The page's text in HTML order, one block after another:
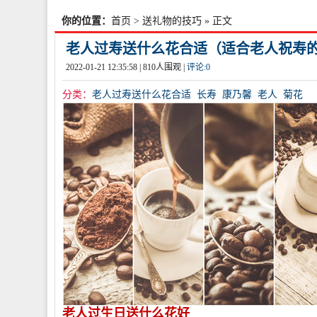
你的位置： 首页 > 送礼物的技巧 » 正文
老人过寿送什么花合适（适合老人祝寿
2022-01-21 12:35:58 | 810人围观 | 评论:0
分类： 老人过寿送什么花合适 长寿 康乃馨 老人 菊花
老人过生日送什么花好